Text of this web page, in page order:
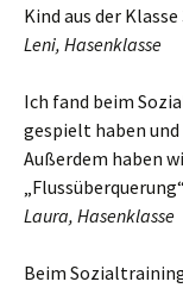
Kind aus der Klasse
Leni, Hasenklasse
Ich fand beim
gespielt haben
Außerdem haben
Laura, Hasenklasse
Beim